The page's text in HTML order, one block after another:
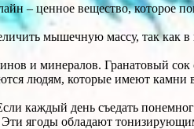
– ценное вещество, которое
мышечную массу, так как
и минералов. Гранатовый
людям, которые имеют
каждый день съедать
Эти ягоды обладают